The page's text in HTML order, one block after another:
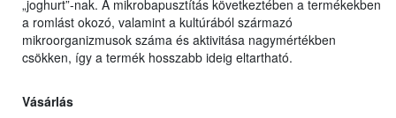
„joghurt”-nak. A mikrobapusztítás következtében a termékekben
a romlást okozó, valamint a kultúrából származó
mikroorganizmusok száma és aktivitása nagymértékben
csökken, így a termék hosszabb ideig eltartható.
Vásárlás